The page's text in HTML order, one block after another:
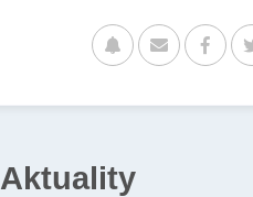
Aktuality